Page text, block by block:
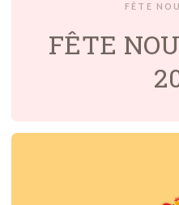
FÊTE
FÊTE